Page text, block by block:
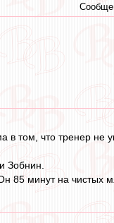
что тренер не
Зобнин.
минут на чистых